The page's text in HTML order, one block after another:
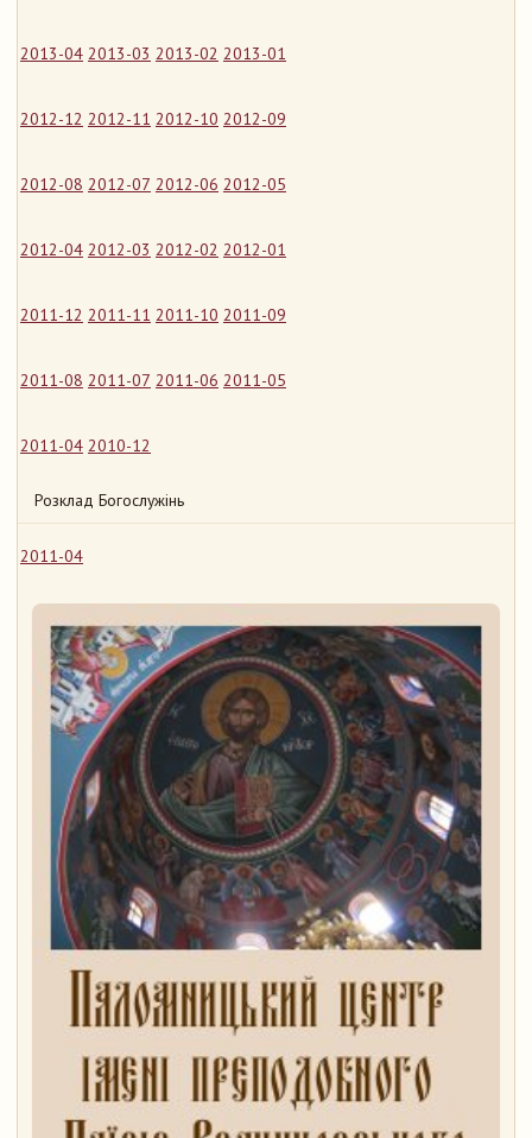
2013-04 2013-03 2013-02 2013-01
2012-12 2012-11 2012-10 2012-09
2012-08 2012-07 2012-06 2012-05
2012-04 2012-03 2012-02 2012-01
2011-12 2011-11 2011-10 2011-09
2011-08 2011-07 2011-06 2011-05
2011-04 2010-12
Розклад Богослужінь
2011-04